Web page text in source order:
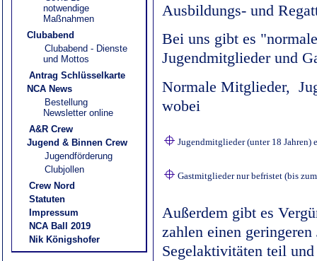
notwendige
Maßnahmen
Clubabend
Clubabend - Dienste
und Mottos
Antrag Schlüsselkarte
NCA News
Bestellung
Newsletter online
A&R Crew
Jugend & Binnen Crew
Jugendförderung
Clubjollen
Crew Nord
Statuten
Impressum
NCA Ball 2019
Nik Königshofer
Ausbildungs- und
Bei uns gibt es
Jugendmitglieder und
Normale Mitglieder,
wobei
Jugendmitglieder (unter 18 Jahren)
Gastmitglieder nur befristet (bis
Außerdem gibt es
zahlen einen geringeren
Segelaktivitäten teil